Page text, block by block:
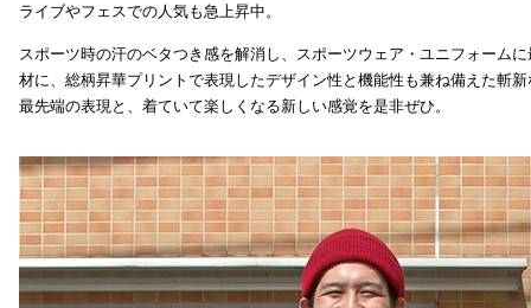
ライブやフェスでの人気も急上昇中。
スポーツ時の汗のベタつき感を解消し、スポーツウェア・ユニフォーム
材に、総柄昇華プリントで表現したデザイン性と機能性も兼ね備えた斬
最先端の表現と、着ていて楽しくなる新しい感覚を是非ぜひ。